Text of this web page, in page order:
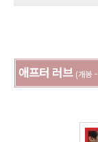
애프터 러브 (개봉